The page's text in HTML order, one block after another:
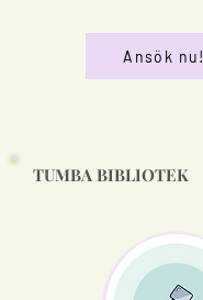
Ansök nu!
TUMBA BIBLIOTEK